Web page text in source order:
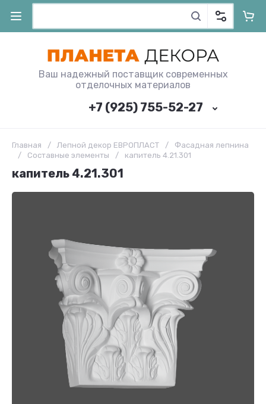
Ваш надежный поставщик современных
отделочных материалов
+7 (925) 755-52-27
Главная / Лепной декор ЕВРОПЛАСТ /
Фасадная лепнина
/
Составные элементы / капитель 4.21.301
капитель 4.21.301